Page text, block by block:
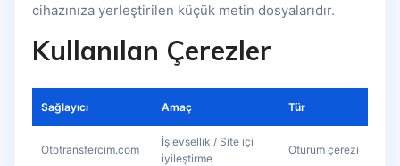
cihazınıza yerleştirilen küçük metin dosyalarıdır.
Kullanılan Çerezler
Sağlayıcı Amaç Tür
Ototransfercim.com
İşlevsellik / Site içi
iyileştirme
Oturum çerezi